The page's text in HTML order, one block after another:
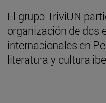
El grupo TriviUN
organización de dos
internacionales en
literatura y cultura